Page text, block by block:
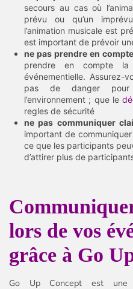
secours au cas où
prévu ou qu’un
l’animation musicale est
est important de prévoir
ne pas prendre en
prendre en compte la
événementielle. Assurez-
pas de danger
l’environnement ; que le
regles de sécurité
ne pas communiquer
important de
ce que les participants
d’attirer plus de
lors de vos
grâce à Go
Go Up Concept est une